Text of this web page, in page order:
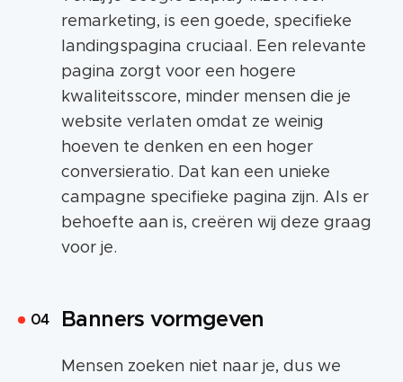
remarketing, is een goede, specifieke
landingspagina cruciaal. Een relevante
pagina zorgt voor een hogere
kwaliteitsscore, minder mensen die je
website verlaten omdat ze weinig
hoeven te denken en een hoger
conversieratio. Dat kan een unieke
campagne specifieke pagina zijn. Als er
behoefte aan is, creëren wij deze graag
voor je.
Banners vormgeven
Mensen zoeken niet naar je, dus we